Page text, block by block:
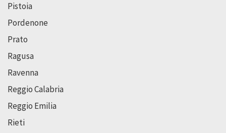
Pistoia
Pordenone
Prato
Ragusa
Ravenna
Reggio Calabria
Reggio Emilia
Rieti